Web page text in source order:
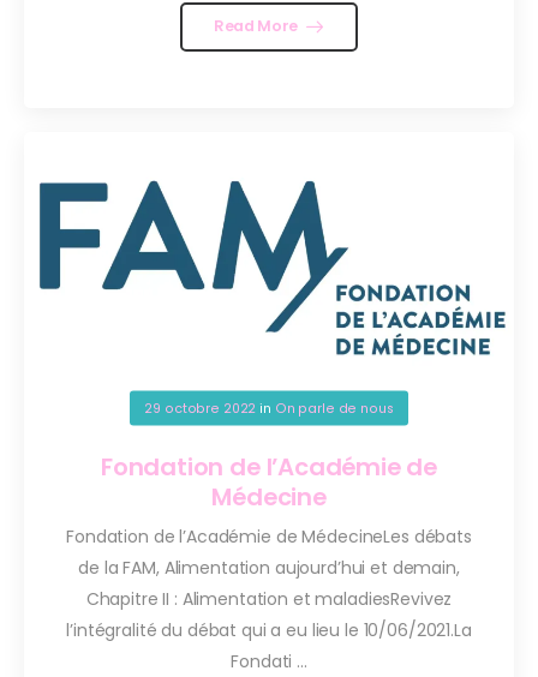
Read More
29 octobre 2022 in On parle de nous
Fondation de l’Académie de
Médecine
Fondation de l’Académie de MédecineLes débats
de la FAM, Alimentation aujourd’hui et demain,
Chapitre II : Alimentation et maladiesRevivez
l’intégralité du débat qui a eu lieu le 10/06/2021.La
Fondati ...